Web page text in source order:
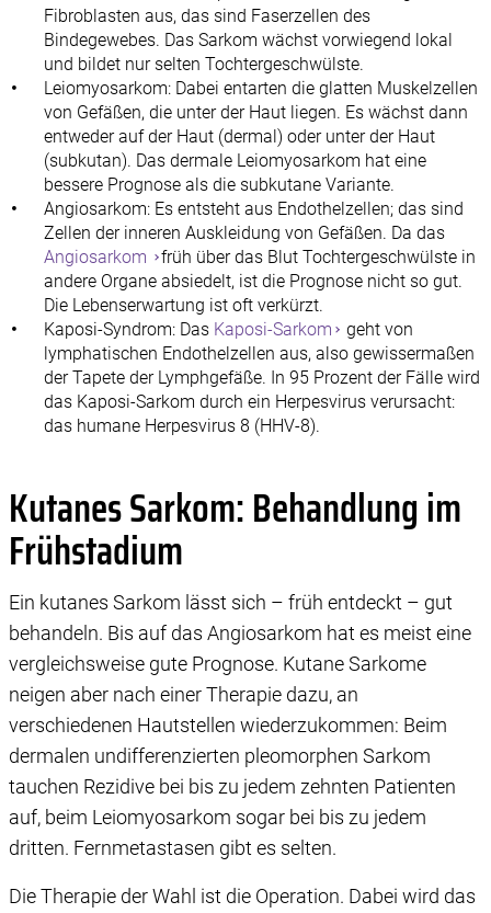
Fibroblasten aus, das sind Faserzellen des
Bindegewebes. Das Sarkom wächst vorwiegend lokal
und bildet nur selten Tochtergeschwülste.
Leiomyosarkom: Dabei entarten die glatten Muskelzellen
von Gefäßen, die unter der Haut liegen. Es wächst dann
entweder auf der Haut (dermal) oder unter der Haut
(subkutan). Das dermale Leiomyosarkom hat eine
bessere Prognose als die subkutane Variante.
Angiosarkom: Es entsteht aus Endothelzellen; das sind
Zellen der inneren Auskleidung von Gefäßen. Da das
Angiosarkom
früh über das Blut Tochtergeschwülste in
andere Organe absiedelt, ist die Prognose nicht so gut.
Die Lebenserwartung ist oft verkürzt.
Kaposi-Syndrom: Das Kaposi-Sarkom
geht von
lymphatischen Endothelzellen aus, also gewissermaßen
der Tapete der Lymphgefäße. In 95 Prozent der Fälle wird
das Kaposi-Sarkom durch ein Herpesvirus verursacht:
das humane Herpesvirus 8 (HHV-8).
Kutanes Sarkom: Behandlung im
Frühstadium
Ein kutanes Sarkom lässt sich – früh entdeckt – gut
behandeln. Bis auf das Angiosarkom hat es meist eine
vergleichsweise gute Prognose. Kutane Sarkome
neigen aber nach einer Therapie dazu, an
verschiedenen Hautstellen wiederzukommen: Beim
dermalen undifferenzierten pleomorphen Sarkom
tauchen Rezidive bei bis zu jedem zehnten Patienten
auf, beim Leiomyosarkom sogar bei bis zu jedem
dritten. Fernmetastasen gibt es selten.
Die Therapie der Wahl ist die Operation. Dabei wird das